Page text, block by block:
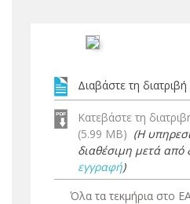
Διαβάστε τη
Κατεβάστε τη
(5.99 MB) (Η
διαθέσιμη μετά από
εγγραφή)
Όλα τα τεκμήρια στο